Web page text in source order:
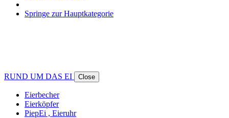
Springe zur Hauptkategorie
RUND UM DAS EI Close
Eierbecher
Eierköpfer
PiepEi , Eieruhr